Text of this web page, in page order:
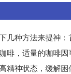
几种方法来提神
啡，适量的咖啡
神状态，缓解困